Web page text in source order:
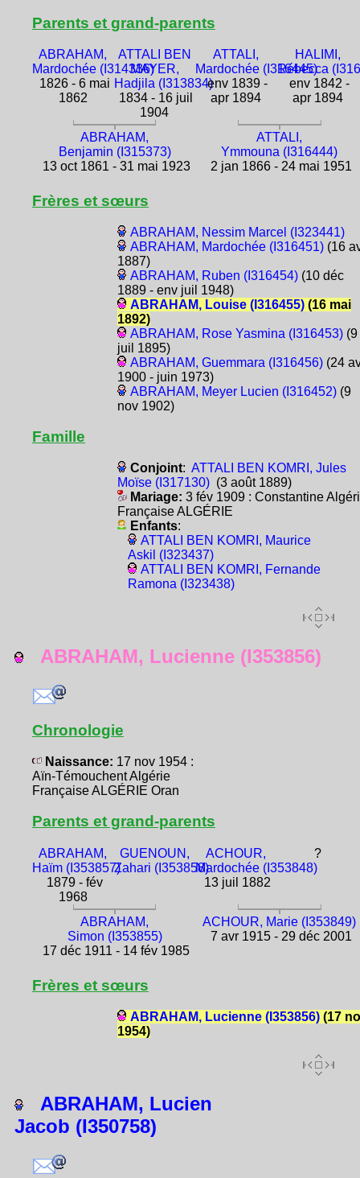
Parents et grand-parents
ABRAHAM,
Mardochée (I314336)
1826 - 6 mai
1862
ATTALI BEN
MAYER,
Hadjila (I313834)
1834 - 16 juil
1904
ATTALI,
Mardochée (I316445)
env 1839 -
apr 1894
HALIMI,
Rébecca
env 1842 -
apr 1894
ABRAHAM,
Benjamin (I315373)
13 oct 1861 - 31 mai 1923
ATTALI,
Ymmouna (I316444)
2 jan 1866 - 24 mai 1951
Frères et sœurs
ABRAHAM, Nessim Marcel (I323441)
ABRAHAM, Mardochée (I316451)(16
1887)
ABRAHAM, Ruben (I316454)(10 déc
1889 - env juil 1948)
ABRAHAM, Louise (I316455)(16 mai
1892)
ABRAHAM, Rose Yasmina (I316453)(9
juil 1895)
ABRAHAM, Guemmara (I316456)(24
1900 - juin 1973)
ABRAHAM, Meyer Lucien (I316452)(9
nov 1902)
Famille
Conjoint: ATTALI BEN KOMRI, Jules
Moïse (I317130)(3 août 1889)
Mariage: 3 fév 1909 : Constantine
Française ALGÉRIE
Enfants:
ATTALI BEN KOMRI, Maurice
Askil (I323437)
ATTALI BEN KOMRI, Fernande
Ramona (I323438)
ABRAHAM, Lucienne (I353856)
Chronologie
Naissance: 17 nov 1954 :
Aïn-Témouchent Algérie
Française ALGÉRIE Oran
Parents et grand-parents
ABRAHAM,
Haïm (I353857)
1879 - fév
1968
GUENOUN,
Zahari (I353858)
ACHOUR,
Mardochée (I353848)
13 juil 1882
?
ABRAHAM,
Simon (I353855)
17 déc 1911 - 14 fév 1985
ACHOUR, Marie (I353849)
7 avr 1915 - 29 déc 2001
Frères et sœurs
ABRAHAM, Lucienne (I353856)(17
1954)
ABRAHAM, Lucien
Jacob (I350758)